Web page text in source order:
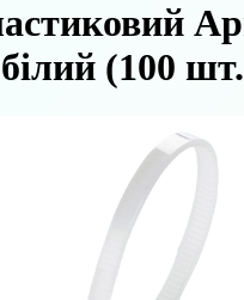
(100